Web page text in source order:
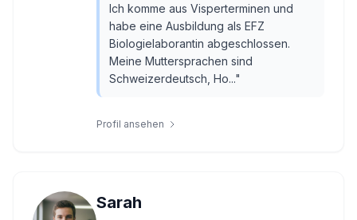
Ich komme aus Visperterminen und
habe eine Ausbildung als EFZ
Biologielaborantin abgeschlossen.
Meine Muttersprachen sind
Schweizerdeutsch, Ho..."
Profil ansehen
Sarah